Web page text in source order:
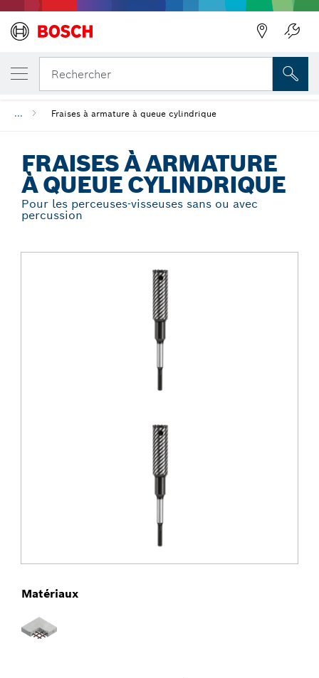
Rechercher
... Fraises à armature à queue cylindrique
FRAISES À ARMATURE
À QUEUE CYLINDRIQUE
Pour les perceuses-visseuses sans ou avec
percussion
Matériaux
VOTRE VARIANTE SÉLECTIONNÉE
Fraises à armature à queue cylindrique